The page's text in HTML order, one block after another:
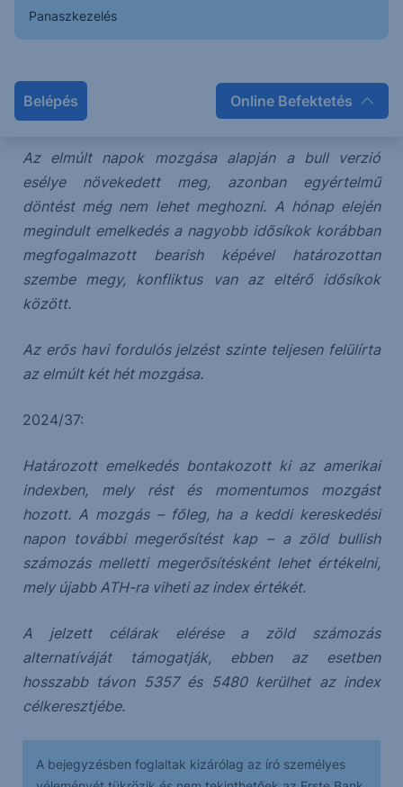
Panaszkezelés
Belépés Online Befektetés
A piac a bull verzió mellett tette le a voksát, a bear
szcenárió tört. Kivette a lokális tetőt az árfolyam,
2024/39:
Az elmúlt napok mozgása alapján a bull verzió
esélye növekedett meg, azonban egyértelmű
döntést még nem lehet meghozni. A hónap elején
megindult emelkedés a nagyobb idősíkok korábban
megfogalmazott bearish képével határozottan
szembe megy, konfliktus van az eltérő idősíkok
között.
Az erős havi fordulós jelzést szinte teljesen felülírta
az elmúlt két hét mozgása.
2024/37:
Határozott emelkedés bontakozott ki az amerikai
indexben, mely rést és momentumos mozgást
hozott. A mozgás – főleg, ha a keddi kereskedési
napon további megerősítést kap – a zöld bullish
számozás melletti megerősítésként lehet értékelni,
mely újabb ATH-ra viheti az index értékét.
A jelzett célárak elérése a zöld számozás
alternatíváját támogatják, ebben az esetben
hosszabb távon 5357 és 5480 kerülhet az index
célkeresztjébe.
A bejegyzésben foglaltak kizárólag az író személyes